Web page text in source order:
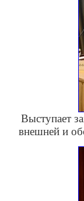
Выступает
внешней и